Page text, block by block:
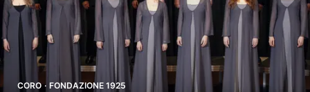
CORO · FONDAZIONE 1925